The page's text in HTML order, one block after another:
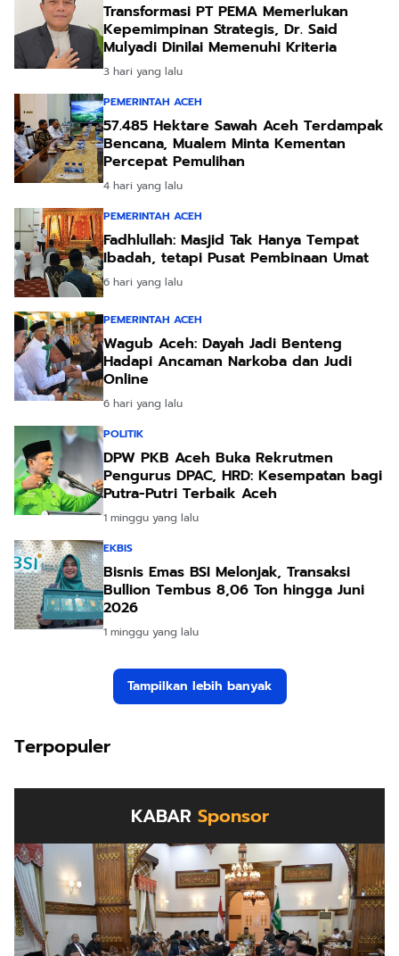
Transformasi PT PEMA Memerlukan
Kepemimpinan Strategis, Dr. Said
Mulyadi Dinilai Memenuhi Kriteria
3 hari yang lalu
PEMERINTAH ACEH
57.485 Hektare Sawah Aceh Terdampak
Bencana, Mualem Minta Kementan
Percepat Pemulihan
4 hari yang lalu
PEMERINTAH ACEH
Fadhlullah: Masjid Tak Hanya Tempat
Ibadah, tetapi Pusat Pembinaan Umat
6 hari yang lalu
PEMERINTAH ACEH
Wagub Aceh: Dayah Jadi Benteng
Hadapi Ancaman Narkoba dan Judi
Online
6 hari yang lalu
POLITIK
DPW PKB Aceh Buka Rekrutmen
Pengurus DPAC, HRD: Kesempatan bagi
Putra-Putri Terbaik Aceh
1 minggu yang lalu
EKBIS
Bisnis Emas BSI Melonjak, Transaksi
Bullion Tembus 8,06 Ton hingga Juni
2026
1 minggu yang lalu
Tampilkan lebih banyak
Terpopuler
KABAR Sponsor